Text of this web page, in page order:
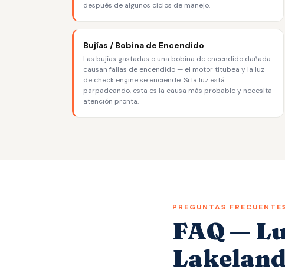
después de algunos ciclos de manejo.
Bujías / Bobina de Encendido
Las bujías gastadas o una bobina de encendido dañada
causan fallas de encendido — el motor titubea y la luz
de check engine se enciende. Si la luz está
parpadeando, esta es la causa más probable y necesita
atención pronta.
PREGUNTAS
FAQ —